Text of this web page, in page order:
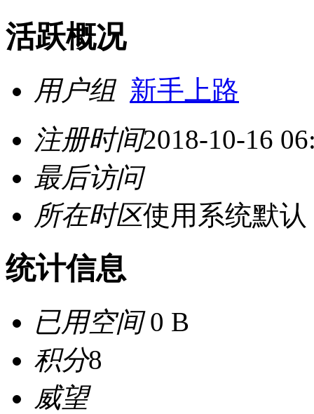
活跃概况
用户组 新手上路
注册时间2018-10-16
最后访问
所在时区使用系统默认
统计信息
已用空间0 B
积分8
威望